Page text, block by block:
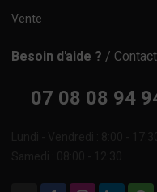
Vente
Besoin d'aide ? /
07 08 08 94